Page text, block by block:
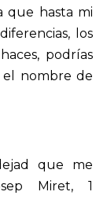
que hasta mi
los
podrías
el nombre de
que me
Miret, 1